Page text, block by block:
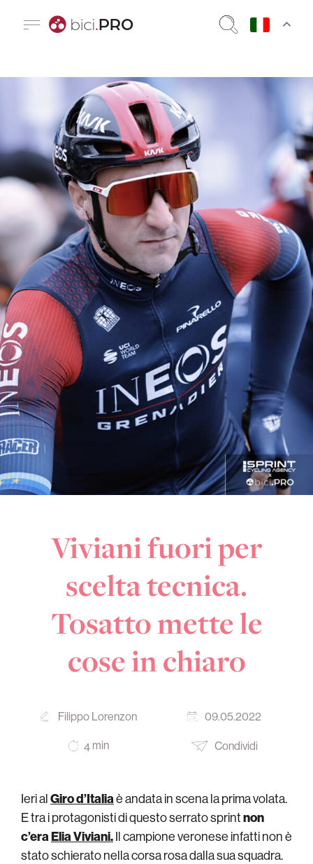
Viviani fuori per
scelta tecnica.
Tosatto mette le
cose in chiaro
Filippo Lorenzon 09.05.2022
4 min Condividi
Ieri alGiro d’Italiaè andata in scena la prima volata.
E tra i protagonisti di questo serrato sprintnon
c’eraElia Viviani.Il campione veronese infatti non è
stato schierato nella corsa rosa dalla sua squadra.